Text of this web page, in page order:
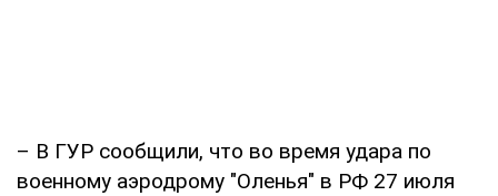
– В ГУР сообщили, что во время удара по
военному аэродрому "Оленья" в РФ 27 июля